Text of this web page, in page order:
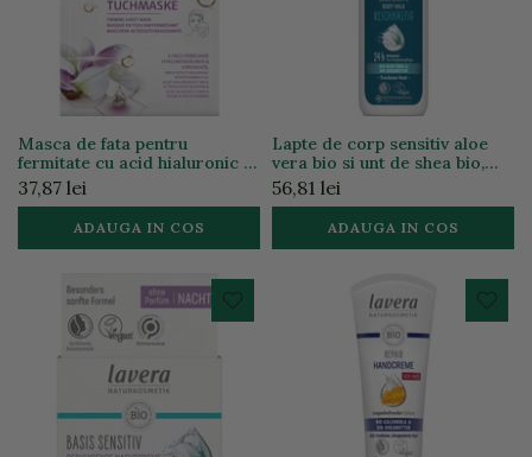
Masca de fata pentru
fermitate cu acid hialuronic si
ulei de karanja, 21g
37,87 lei
ADAUGA IN COS
Lapte de corp sensitiv aloe
vera bio si unt de shea bio,
250ml
56,81 lei
ADAUGA IN COS